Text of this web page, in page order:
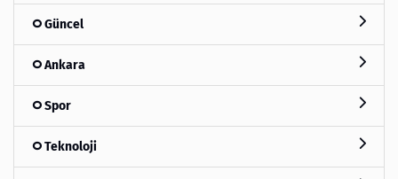
Güncel
Ankara
Spor
Teknoloji